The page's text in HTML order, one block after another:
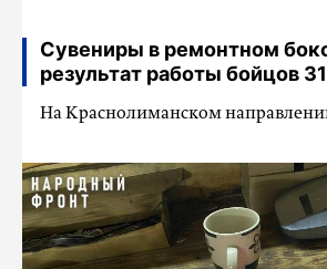
Сувениры в ремонтном
результат работы бойцов
На Краснолиманском